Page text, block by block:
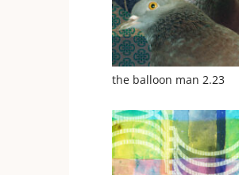
the balloon man 2.23